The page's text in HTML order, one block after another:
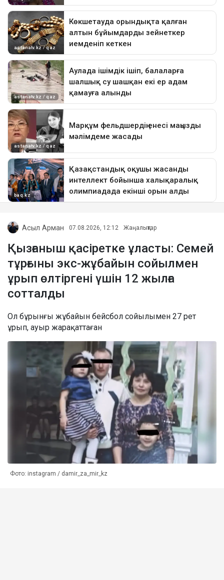
Асыл Арман 07.08.2026, 12:12 Жаңалықтар
Қызғаныш қасіретке ұласты: Семей
тұрғыны экс-жұбайын сойылмен
ұрып өлтіргені үшін 12 жылға
сотталды
Ол бұрынғы жұбайын бейсбол сойылымен 27 рет
ұрып, ауыр жарақаттаған
Фото: instagram / damir_za_mir_kz